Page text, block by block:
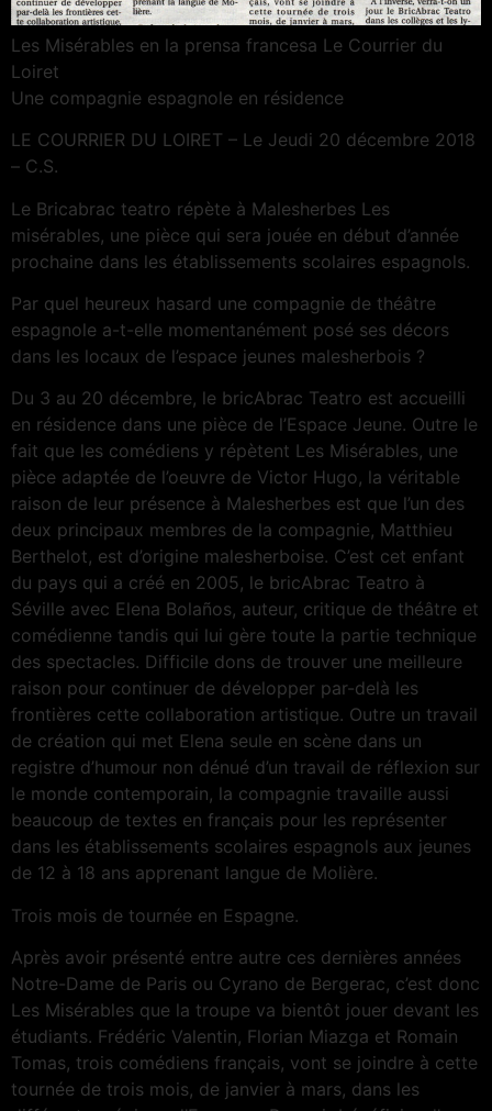
Les Misérables en la prensa francesa Le Courrier du
Loiret
Une compagnie espagnole en résidence
LE COURRIER DU LOIRET – Le Jeudi 20 décembre 2018
– C.S.
Le Bricabrac teatro répète à Malesherbes Les
misérables, une pièce qui sera jouée en début d’année
prochaine dans les établissements scolaires espagnols.
Par quel heureux hasard une compagnie de théâtre
espagnole a-t-elle momentanément posé ses décors
dans les locaux de l’espace jeunes malesherbois ?
Du 3 au 20 décembre, le bricAbrac Teatro est accueilli
en résidence dans une pièce de l’Espace Jeune. Outre le
fait que les comédiens y répètent Les Misérables, une
pièce adaptée de l’oeuvre de Victor Hugo, la véritable
raison de leur présence à Malesherbes est que l’un des
deux principaux membres de la compagnie, Matthieu
Berthelot, est d’origine malesherboise. C’est cet enfant
du pays qui a créé en 2005, le bricAbrac Teatro à
Séville avec Elena Bolaños, auteur, critique de théâtre et
comédienne tandis qui lui gère toute la partie technique
des spectacles. Difficile dons de trouver une meilleure
raison pour continuer de développer par-delà les
frontières cette collaboration artistique. Outre un travail
de création qui met Elena seule en scène dans un
registre d’humour non dénué d’un travail de réflexion sur
le monde contemporain, la compagnie travaille aussi
beaucoup de textes en français pour les représenter
dans les établissements scolaires espagnols aux jeunes
de 12 à 18 ans apprenant langue de Molière.
Trois mois de tournée en Espagne.
Après avoir présenté entre autre ces dernières années
Notre-Dame de Paris ou Cyrano de Bergerac, c’est donc
Les Misérables que la troupe va bientôt jouer devant les
étudiants. Frédéric Valentin, Florian Miazga et Romain
Tomas, trois comédiens français, vont se joindre à cette
tournée de trois mois, de janvier à mars, dans les